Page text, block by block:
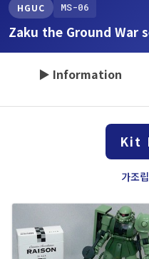
HGUC MS-06
Zaku the Ground War
▶ Information
Kit
가조